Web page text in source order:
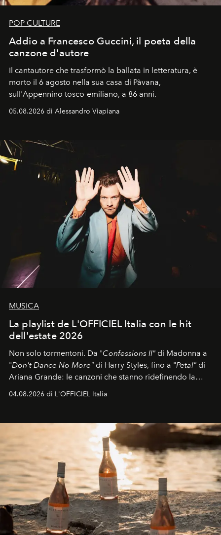
POP CULTURE
Addio a Francesco Guccini, il poeta della
canzone d'autore
Il cantautore che trasformò la ballata in letteratura, è
morto il 6 agosto nella sua casa di Pàvana,
sull'Appennino tosco-emiliano, a 86 anni.
05.08.2026 di Alessandro Viapiana
MUSICA
La playlist de L'OFFICIEL Italia con le hit
dell'estate 2026
Non solo tormentoni. Da "Confessions II" di Madonna a
"Don't Dance No More" di Harry Styles, fino a "Petal" di
Ariana Grande: le canzoni che stanno ridefinendo la
colonna sonora della stagione.
04.08.2026 di L'OFFICIEL Italia